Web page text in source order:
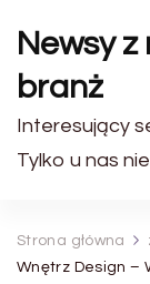
Newsy
branż
Interesujący
Tylko u nas
Strona główna
Wnętrz Design –